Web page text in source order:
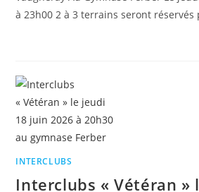
à 23h00 2 à 3 terrains seront
INTERCLUBS
Interclubs « Vétéran »